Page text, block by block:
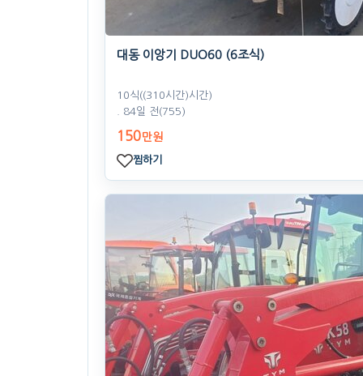
대동 이앙기 DUO60 (6조식)
10식((310시간)시간)
. 84일 전(755)
150만원
찜하기